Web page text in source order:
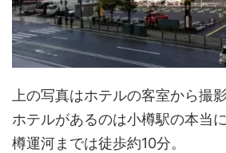
上の写真はホテルの客室から撮
ホテルがあるのは小樽駅の本当
樽運河までは徒歩約10分。